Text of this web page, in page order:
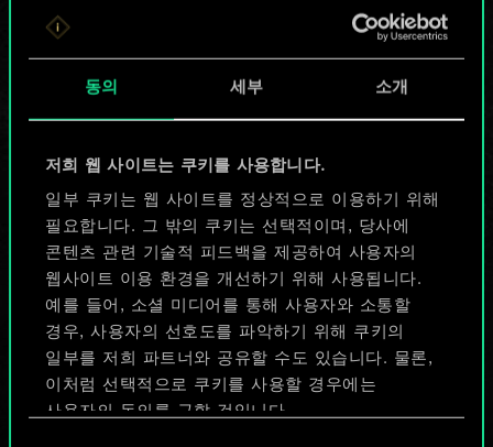
동의 세부 소개
저희 웹 사이트는 쿠키를 사용합니다.
일부 쿠키는 웹 사이트를 정상적으로 이용하기 위해
필요합니다. 그 밖의 쿠키는 선택적이며, 당사에
콘텐츠 관련 기술적 피드백을 제공하여 사용자의
웹사이트 이용 환경을 개선하기 위해 사용됩니다.
예를 들어, 소셜 미디어를 통해 사용자와 소통할
경우, 사용자의 선호도를 파악하기 위해 쿠키의
일부를 저희 파트너와 공유할 수도 있습니다. 물론,
이처럼 선택적으로 쿠키를 사용할 경우에는
사용자의 동의를 구할 것입니다.
가능성을 가지고
있습니다!
덱 이름 짓기 & 가이드 작성하기
덱 편집
또는
커뮤니티 덱 둘러보기